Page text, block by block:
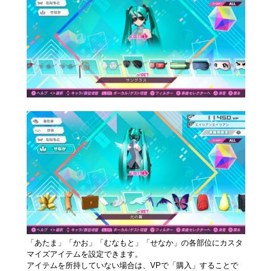
「あたま」「かお」「むなもと」「せなか」の各部位にカスタ
マイズアイテムを設定できます。
アイテムを所持していない場合は、VPで「購入」することで